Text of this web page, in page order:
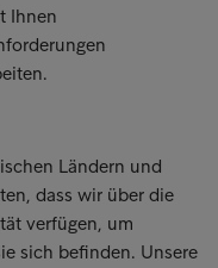
Ihnen
Ländern und
dass wir über die
verfügen, um
sich befinden. Unsere